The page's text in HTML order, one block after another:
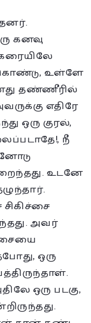
கனவு
உள்ளே
தண்ணீரில்
எதிரே
ஒரு குரல்,
நீ
உடனே
அவர்
ஒரு
ஒரு படகு,